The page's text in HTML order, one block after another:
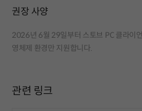
권장 사양
2026년 6월 29일부터 스토브 PC 클라이
영체제 환경만 지원합니다.
관련 링크